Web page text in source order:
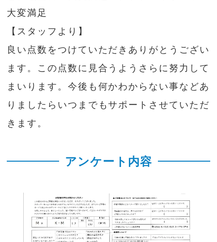
大変満足
【スタッフより】
良い点数をつけていただきありがとうござい
ます。この点数に見合うようさらに努力して
まいります。今後も何かわからない事などあ
りましたらいつまでもサポートさせていただ
きます。
アンケート内容